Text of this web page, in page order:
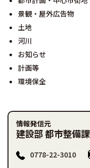
景観・屋外広告物
土地
河川
お知らせ
計画等
環境保全
情報発信元
建設部 都市整備課
0778-22-3010